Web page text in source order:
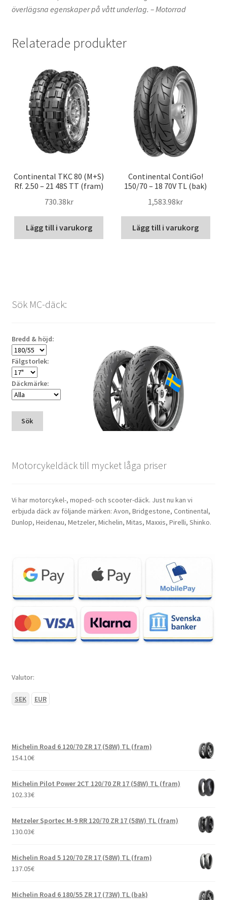
överlägsna egenskaper på vått underlag. – Motorrad
Relaterade produkter
Continental TKC 80 (M+S)
Rf. 2.50 – 21 48S TT (fram)
730.38kr
Lägg till i varukorg
Continental ContiGo!
150/70 – 18 70V TL (bak)
1,583.98kr
Lägg till i varukorg
Sök MC-däck:
Bredd & höjd:
Fälgstorlek:
Däckmärke:
Sök
Motorcykeldäck till mycket låga priser
Vi har motorcykel-, moped- och scooter-däck. Just nu kan vi
erbjuda däck av följande märken: Avon, Bridgestone, Continental,
Dunlop, Heidenau, Metzeler, Michelin, Mitas, Maxxis, Pirelli, Shinko.
Valutor:
SEK EUR
Michelin Road 6 120/70 ZR 17 (58W) TL (fram)
154.10€
Michelin Pilot Power 2CT 120/70 ZR 17 (58W) TL (fram)
102.33€
Metzeler Sportec M-9 RR 120/70 ZR 17 (58W) TL (fram)
130.03€
Michelin Road 5 120/70 ZR 17 (58W) TL (fram)
137.05€
Michelin Road 6 180/55 ZR 17 (73W) TL (bak)